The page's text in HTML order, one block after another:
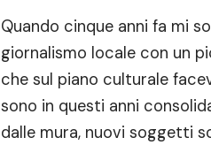
Quando cinque anni fa mi
giornalismo locale con un
che sul piano culturale
sono in questi anni
dalle mura, nuovi soggetti